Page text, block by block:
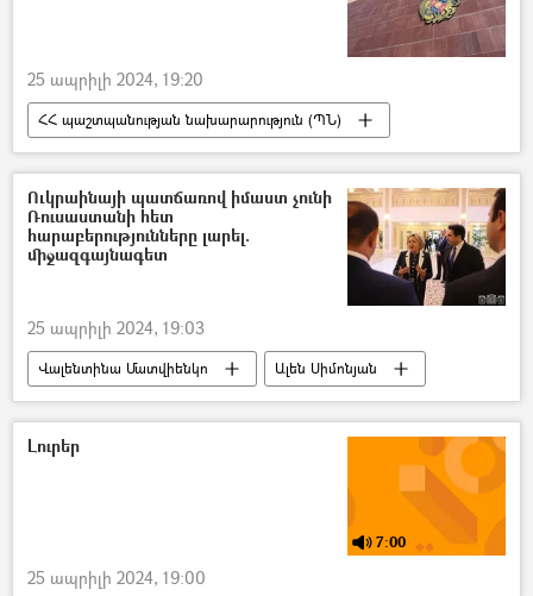
25 ապրիլի 2024, 19:20
ՀՀ պաշտպանության նախարարություն (ՊՆ)
ական
ականազերծում
Կիրանց
զինծառայող
Ուկրաինայի պատճառով իմաստ չունի
Ռուսաստանի հետ
հարաբերությունները լարել.
միջազգայնագետ
25 ապրիլի 2024, 19:03
Վալենտինա Մատվիենկո
Ալեն Սիմոնյան
Գրիգոր Բալասանյան
Հայաստան
Ռուսաստան
Լուրեր
7:00
25 ապրիլի 2024, 19:00